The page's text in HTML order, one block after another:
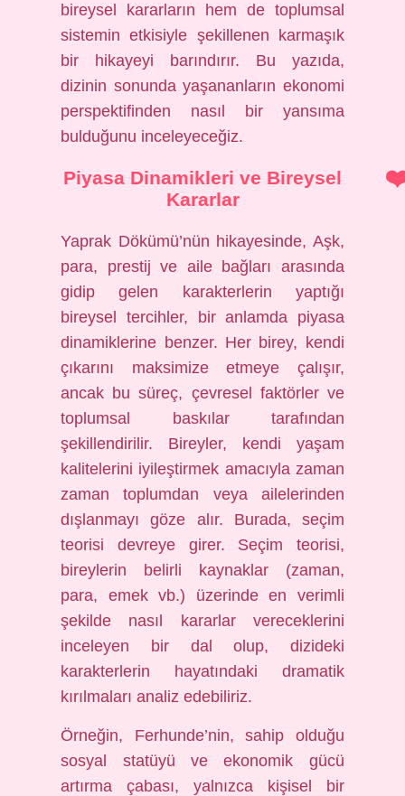
bireysel kararların hem de toplumsal
sistemin etkisiyle şekillenen karmaşık
bir hikayeyi barındırır. Bu yazıda,
dizinin sonunda yaşananların ekonomi
perspektifinden nasıl bir yansıma
bulduğunu inceleyeceğiz.
Piyasa Dinamikleri ve Bireysel
Kararlar
Yaprak Dökümü’nün hikayesinde, Aşk,
para, prestij ve aile bağları arasında
gidip gelen karakterlerin yaptığı
bireysel tercihler, bir anlamda piyasa
dinamiklerine benzer. Her birey, kendi
çıkarını maksimize etmeye çalışır,
ancak bu süreç, çevresel faktörler ve
toplumsal baskılar tarafından
şekillendirilir. Bireyler, kendi yaşam
kalitelerini iyileştirmek amacıyla zaman
zaman toplumdan veya ailelerinden
dışlanmayı göze alır. Burada, seçim
teorisi devreye girer. Seçim teorisi,
bireylerin belirli kaynaklar (zaman,
para, emek vb.) üzerinde en verimli
şekilde nasıl kararlar vereceklerini
inceleyen bir dal olup, dizideki
karakterlerin hayatındaki dramatik
kırılmaları analiz edebiliriz.
Örneğin, Ferhunde’nin, sahip olduğu
sosyal statüyü ve ekonomik gücü
artırma çabası, yalnızca kişisel bir